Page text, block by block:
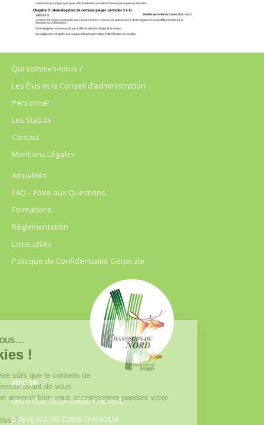
Qui sommes-nous ?
Les Élus et le Conseil d’administration
Personnel
Les Statuts
Contact
Mentions Légales
Actualités
FAQ – Foire aux Questions
Formations
Règlementation
Liens utiles
Politique de Confidentialité Générale
FDC 59
680 B RUE DE LA GRISE CHEMISE
DREVE NOTRE DAME D’AMOUR